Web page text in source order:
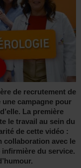
de recrutement de
une campagne pour
La première
le travail au sein du
de cette vidéo :
collaboration avec le
du service.